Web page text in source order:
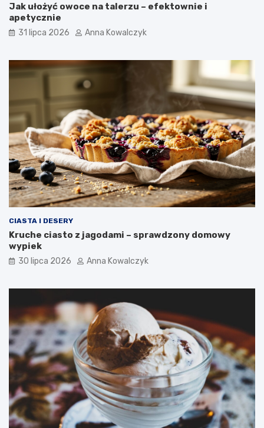
Jak ułożyć owoce na talerzu – efektownie i
apetycznie
31 lipca 2026 Anna Kowalczyk
CIASTA I DESERY
Kruche ciasto z jagodami – sprawdzony domowy
wypiek
30 lipca 2026 Anna Kowalczyk